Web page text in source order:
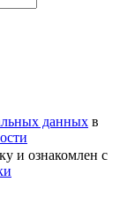
данных в
и ознакомлен с